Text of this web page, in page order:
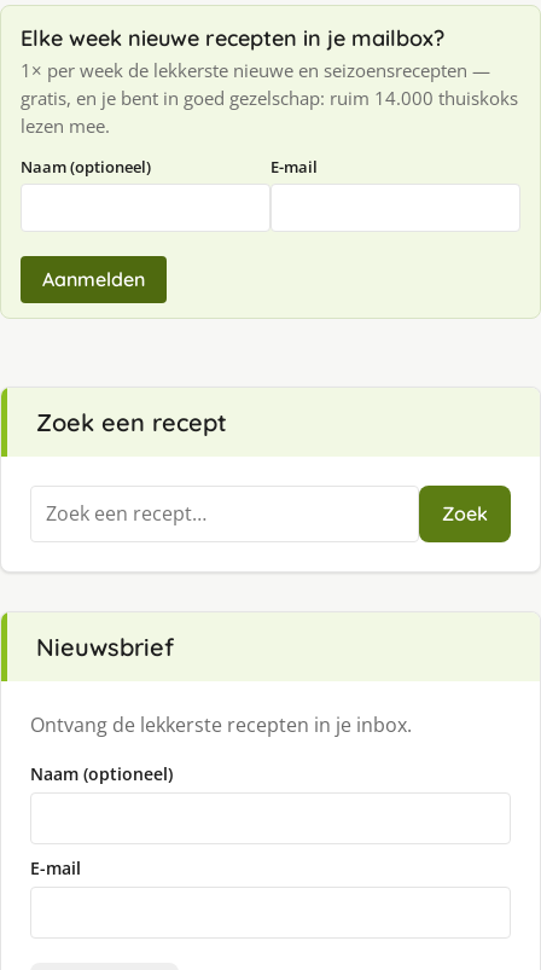
Elke week nieuwe recepten in je mailbox?
1× per week de lekkerste nieuwe en seizoensrecepten —
gratis, en je bent in goed gezelschap: ruim 14.000 thuiskoks
lezen mee.
Naam (optioneel) E-mail
Aanmelden
Zoek een recept
Zoeken
naar:
Zoek
Nieuwsbrief
Ontvang de lekkerste recepten in je inbox.
Naam (optioneel)
E-mail